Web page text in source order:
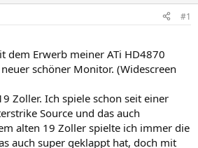
#1
dem Erwerb meiner ATi HD4870
schöner Monitor. (Widescreen
Zoller. Ich spiele schon seit einer
Source und das auch
alten 19 Zoller spielte ich immer die
auch super geklappt hat, doch mit